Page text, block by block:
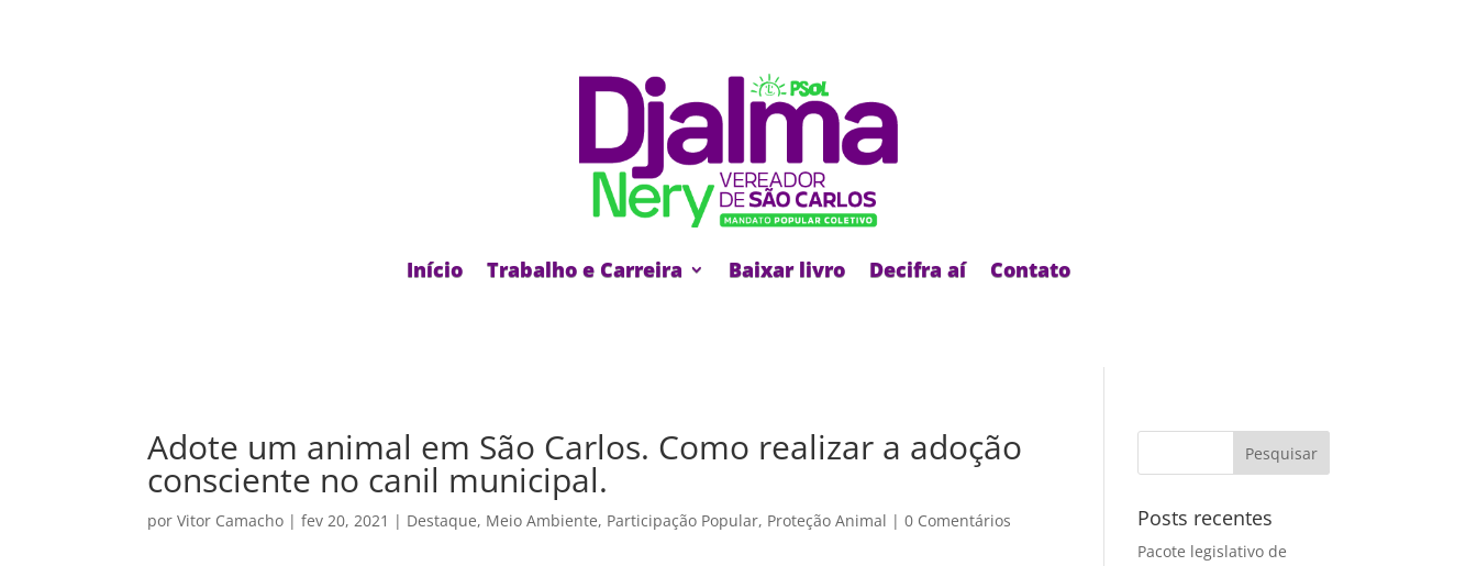
Início Trabalho e Carreira Baixar livro Decifra aí Contato
Adote um animal em São Carlos. Como realizar a adoção
consciente no canil municipal.
porVitor Camacho |fev 20, 2021 | Destaque, Meio Ambiente, Participação Popular, Proteção Animal |0 Comentários Posts recentes
Pacote legislativo de